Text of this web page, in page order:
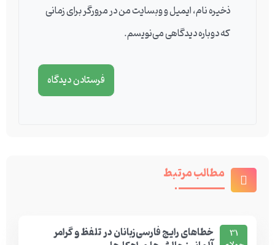
ذخیره نام، ایمیل و وبسایت من در مرورگر برای زمانی
که دوباره دیدگاهی می‌نویسم.
مطالب مرتبط
31 خطاهای رایج فارسی‌زبانان در تلفظ و گرامر